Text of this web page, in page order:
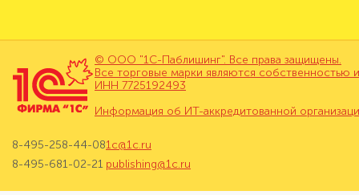
© ООО "1С-Паблишинг". Все права защищены.
Все торговые марки являются собственностью
ИНН 7725192493
Информация об ИТ-аккредитованной
8-495-258-44-08
8-495-681-02-21
1c@1c.ru
publishing@1c.ru